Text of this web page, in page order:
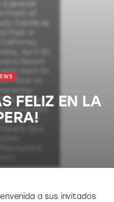
FELIZ EN LA
a sus invitados